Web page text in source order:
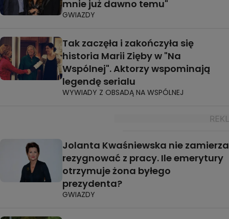
mnie już dawno temu"
GWIAZDY
Tak zaczęła i zakończyła się
historia Marii Zięby w "Na
Wspólnej". Aktorzy wspominają
legendę serialu
WYWIADY Z OBSADĄ NA WSPÓLNEJ
Jolanta Kwaśniewska nie zamierza
rezygnować z pracy. Ile emerytury
otrzymuje żona byłego
prezydenta?
GWIAZDY